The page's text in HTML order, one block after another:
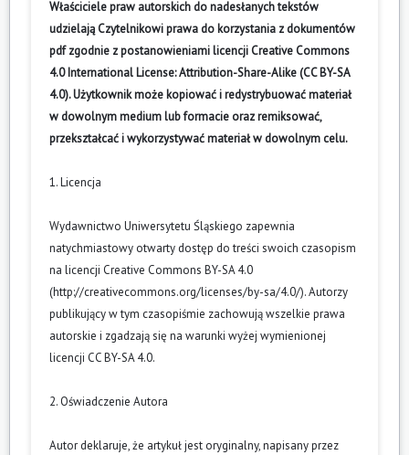
Właściciele praw autorskich do nadesłanych tekstów
udzielają Czytelnikowi prawa do korzystania z dokumentów
pdf zgodnie z postanowieniami licencji Creative Commons
4.0 International License: Attribution-Share-Alike (CC BY-SA
4.0). Użytkownik może kopiować i redystrybuować materiał
w dowolnym medium lub formacie oraz remiksować,
przekształcać i wykorzystywać materiał w dowolnym celu.
1. Licencja
Wydawnictwo Uniwersytetu Śląskiego zapewnia
natychmiastowy otwarty dostęp do treści swoich czasopism
na licencji Creative Commons BY-SA 4.0
(http://creativecommons.org/licenses/by-sa/4.0/). Autorzy
publikujący w tym czasopiśmie zachowują wszelkie prawa
autorskie i zgadzają się na warunki wyżej wymienionej
licencji CC BY-SA 4.0.
2. Oświadczenie Autora
Autor deklaruje, że artykuł jest oryginalny, napisany przez